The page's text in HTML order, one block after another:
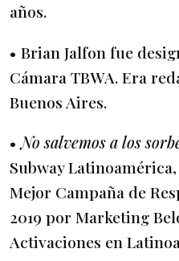
años.
• Brian Jalfon fue
Cámara TBWA. Era
Buenos Aires.
•No salvemos a los
Subway
Mejor Campaña de
2019 por Marketing
Activaciones en